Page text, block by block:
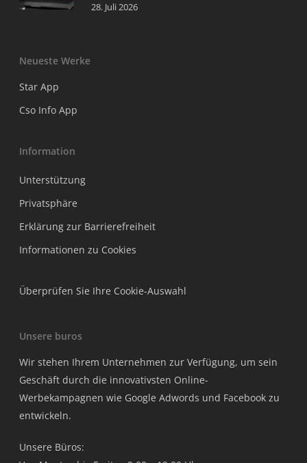
28. Juli 2026
Neueste Werke
Star App
Cso Info App
Information
Unterstützung
Privatsphäre
Erklärung zur Barrierefreiheit
Informationen zu Cookies
Überprüfen Sie Ihre Cookie-Auswahl
Unsere buros
Wir stehen Ihrem Unternehmen zur Verfügung, um sein
Geschäft durch die innovativsten Online-
Werbekampagnen wie Google Adwords und Facebook zu
entwickeln.
Unsere Büros: